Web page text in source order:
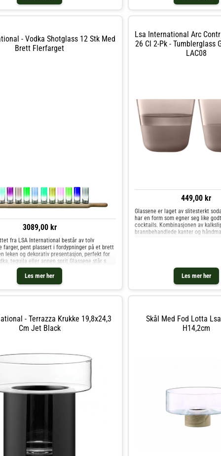
- Vodka Shotglass 12 Stk Med
Brett Flerfarget
3089,00 kr
Les mer her
fra LSA International består av tolv
farger, pent plassert i fordypninger på et brett
leken og dekorativ presentasjon, perfekt for
tequila eller annen sprit.Glassene står s
Lsa International Arc
26 Cl 2-Pk - Tumblerglass
LAC08
449,00 kr
Les mer her
Glassene er laget av slitesterkt
har en form som egner seg like
cocktails. Kombinasjonen av
brannbehandlede kanter og
drikke.- Håndmalte sokler med
Matt, taktil overflate på den nedre
glasset.- Stabelbar for enkel
Tumblerglass og andre Glass hos
- Terrazza Krukke 19,8x24,3
Cm Jet Black
Skål Med Fod Lotta
H14,2cm